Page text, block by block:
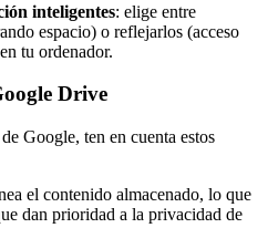
inteligentes: elige entre
espacio) o reflejarlos (acceso
tu ordenador.
Drive
Google, ten en cuenta estos
el contenido almacenado, lo que
dan prioridad a la privacidad de